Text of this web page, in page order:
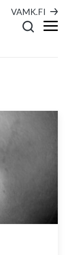
VAMK.FI